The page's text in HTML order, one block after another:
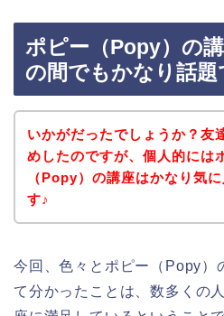
ポピー（Popy）の
の間でもかなり話題
いかがだったでしょうか？友
めしたのですが、個人的には
（Popy）の講座はかなり気
す♪
今回、色々とポピー（Popy）
て分かったことは、数多くの